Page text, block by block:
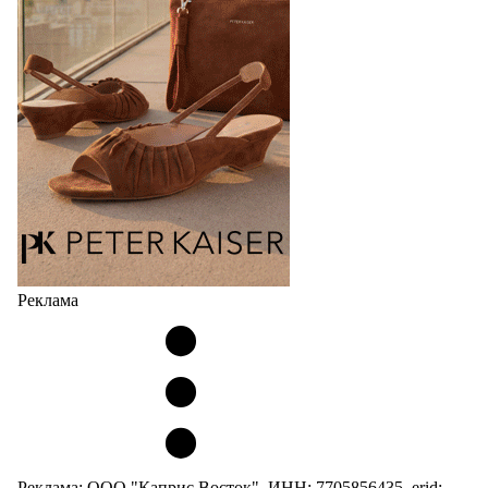
мужских, детских и пляжных зонтов в необычном
дизайнерском исполнении, отличается надёжностью
и высоким качеством…
05.08.2026 502
Реклама